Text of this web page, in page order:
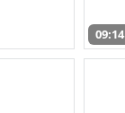
09:14